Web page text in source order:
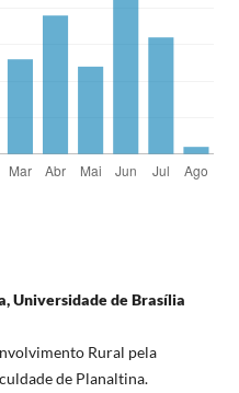
Universidade de Brasília
Rural pela
de Planaltina.